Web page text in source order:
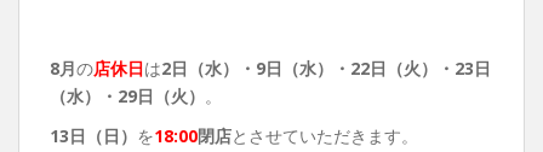
8月の店休日は2日（水）
・9日（水）・22日（火）・23日
（水）・29日（火） 。
13日（日） を18:00閉店とさせていただきます。